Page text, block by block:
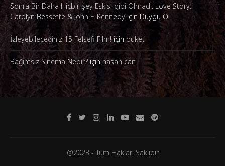
Sonra Bir Daha Hiçbir Şey Eskisi gibi Olmadı: Love Story:
Carolyn Bessette & John F. Kennedy için Duygu Ö.
İzleyebileceğiniz 15 Felsefi Film!içinbuket
Bağımsız Sinema Nedir?içinhasan can
@2023 - Tüm Hakları Saklıdır